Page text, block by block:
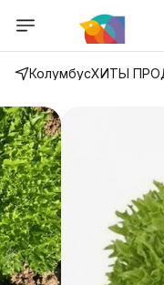
КолумбусХИТЫ